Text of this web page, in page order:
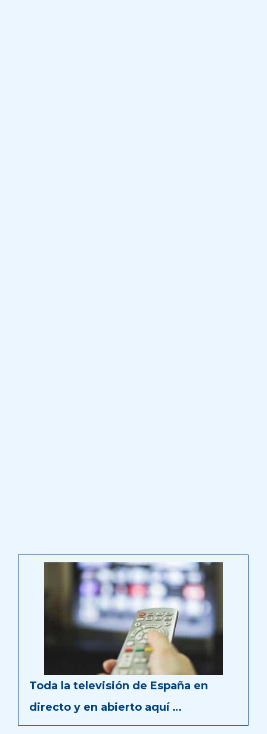
Toda la televisión de España en
directo y en abierto aquí …